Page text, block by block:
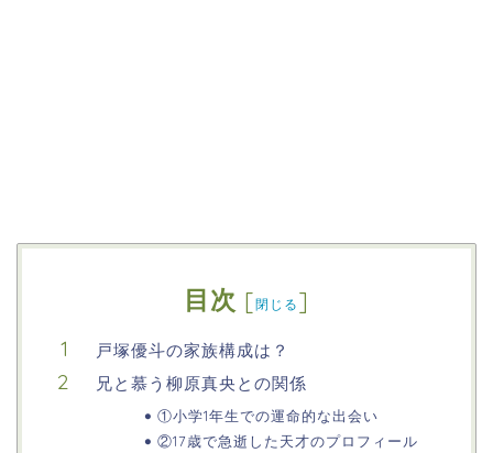
目次 [閉じる ]
戸塚優斗の家族構成は？
兄と慕う柳原真央との関係
①小学1年生での運命的な出会い
②17歳で急逝した天才のプロフィール